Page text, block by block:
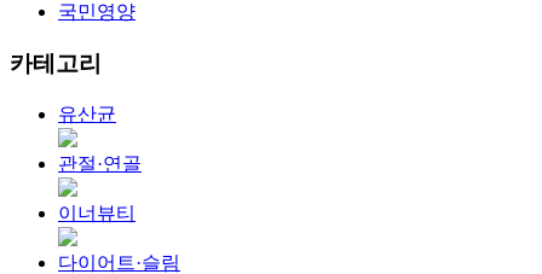
국민영양
카테고리
유산균
관절·연골
이너뷰티
다이어트·슬림